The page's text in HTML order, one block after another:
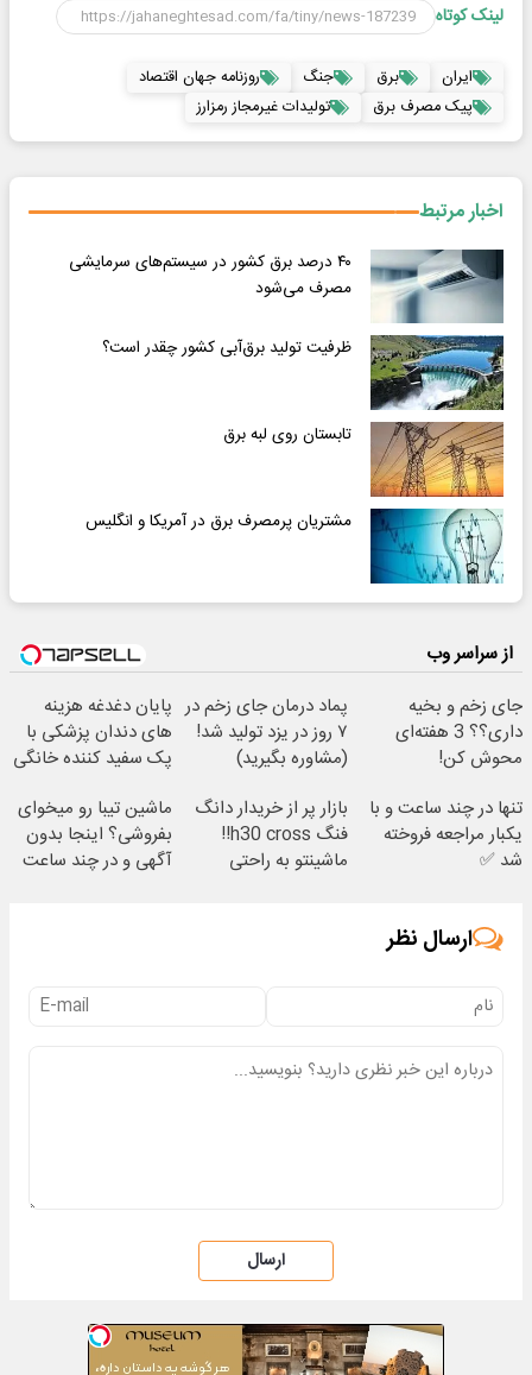
لینک کوتاه
ایران برق جنگ
روزنامه جهان اقتصاد
پیک مصرف برق
تولیدات غیرمجاز رمزارز
اخبار مرتبط
۴۰ درصد برق کشور در سیستم‌های سرمایشی
مصرف می‌شود
ظرفیت تولید برق‌آبی کشور چقدر است؟
تابستان روی لبه برق
مشتریان پرمصرف برق در آمریکا و انگلیس
از سراسر وب
جای زخم و بخیه
داری؟؟ 3 هفته‌ای
محوش کن!
پماد درمان جای زخم در
۷ روز در یزد تولید شد!
(مشاوره بگیرید)
پایان دغدغه هزینه
های دندان پزشکی با
پک سفید کننده خانگی
تنها در چند ساعت و با
یکبار مراجعه فروخته
شد ✅
بازار پر از خریدار دانگ
فنگ h30 cross!!
ماشینتو به راحتی
ماشین تیبا رو میخوای
بفروشی؟ اینجا بدون
آگهی و در چند ساعت
ارسال نظر
ارسال